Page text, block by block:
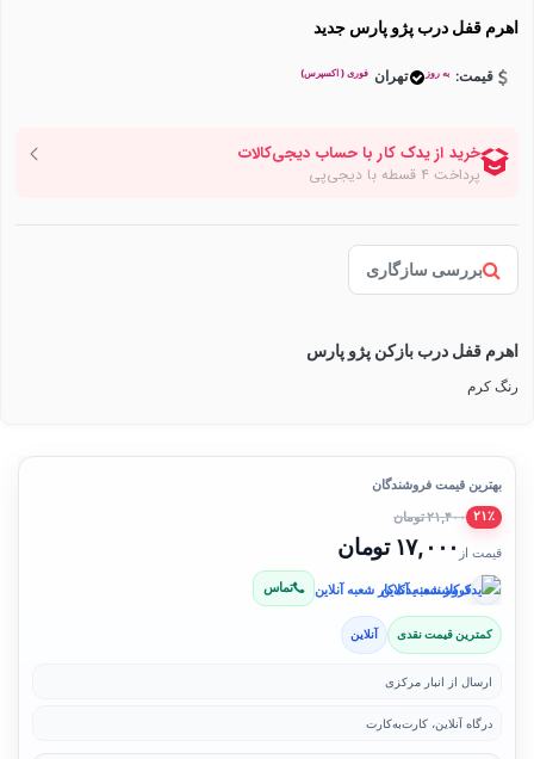
اهرم قفل درب پژو پارس جدید
قیمت: به روز تهران فوری ( اکسپرس)
بررسی سازگاری
اهرم قفل درب بازکن پژو پارس
رنگ کرم
بهترین قیمت فروشندگان
۲۱٪ ۲۱,۴۰۰ تومان
قیمت از ۱۷,۰۰۰ تومان
فروشنده: یدک‌کار شعبه آنلاین تماس
کمترین قیمت نقدی آنلاین
ارسال از انبار مرکزی
درگاه آنلاین، کارت‌به‌کارت